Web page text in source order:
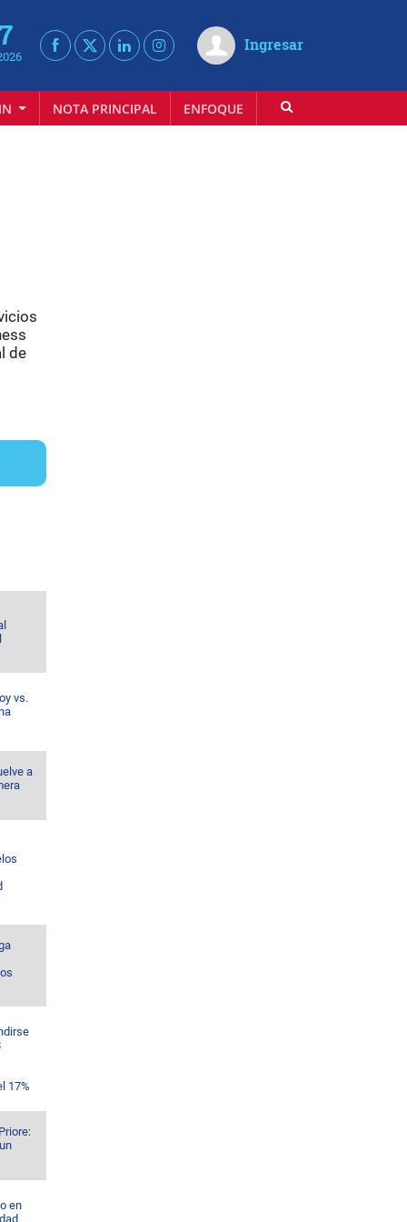
Ingresar
NOTA PRINCIPAL ENFOQUE INFOVINO
de
vs.
a
17%
en